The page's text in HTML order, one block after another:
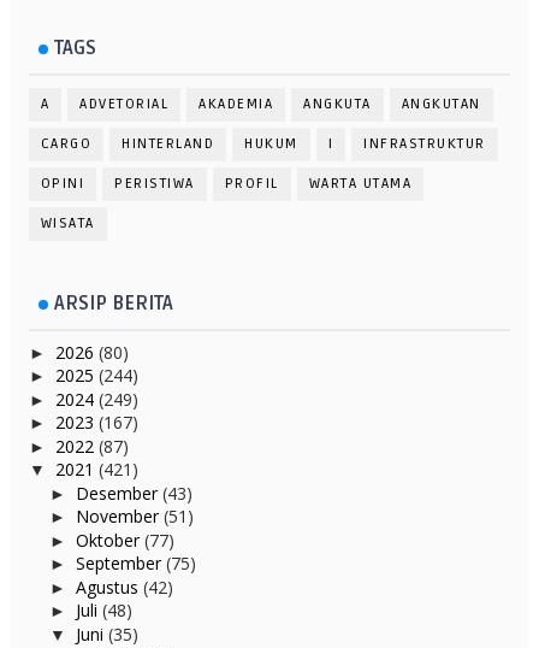
TAGS
A ADVETORIAL AKADEMIA ANGKUTA ANGKUTAN
CARGO HINTERLAND HUKUM I INFRASTRUKTUR
OPINI PERISTIWA PROFIL WARTA UTAMA
WISATA
ARSIP BERITA
► 2026 (80)
► 2025 (244)
► 2024 (249)
► 2023 (167)
► 2022 (87)
▼ 2021 (421)
► Desember(43)
► November(51)
► Oktober(77)
► September(75)
► Agustus (42)
► Juli (48)
▼ Juni (35)